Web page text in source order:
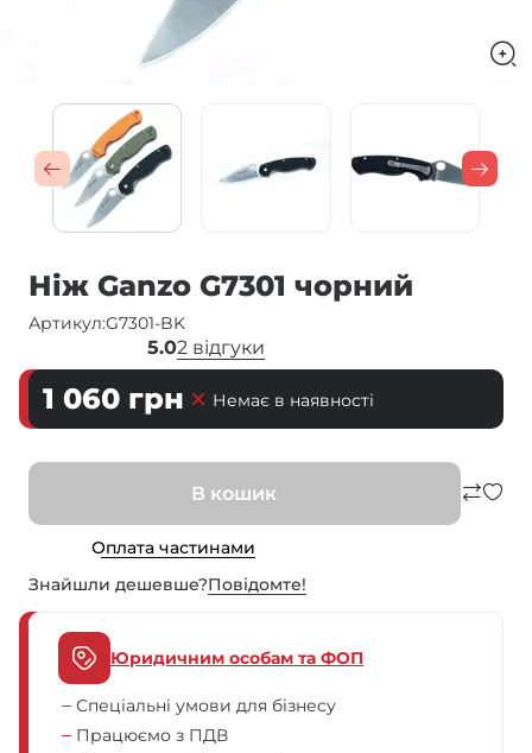
Ніж Ganzo G7301 чорний
Артикул:G7301-BK
5.02 відгуки
1 060 грн Немає в наявності
В кошик
Оплата частинами
Знайшли дешевше?Повiдомте!
Юридичним особам та ФОП
Спеціальні умови для бізнесу
Працюємо з ПДВ